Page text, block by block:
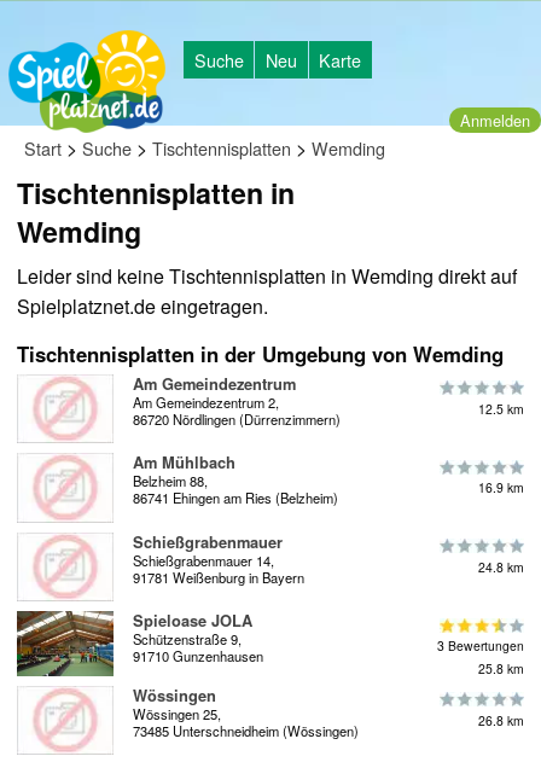
Suche Neu Karte
Anmelden
Start > Suche > Tischtennisplatten > Wemding
Tischtennisplatten in
Wemding
Leider sind keine Tischtennisplatten in Wemding direkt auf
Spielplatznet.de eingetragen.
Tischtennisplatten in der Umgebung von Wemding
Am Gemeindezentrum
Am Gemeindezentrum 2,
86720 Nördlingen (Dürrenzimmern)
12.5 km
Am Mühlbach
Belzheim 88,
86741 Ehingen am Ries (Belzheim)
16.9 km
Schießgrabenmauer
Schießgrabenmauer 14,
91781 Weißenburg in Bayern
24.8 km
Spieloase JOLA
Schützenstraße 9,
91710 Gunzenhausen
3 Bewertungen
25.8 km
Wössingen
Wössingen 25,
73485 Unterschneidheim (Wössingen)
26.8 km